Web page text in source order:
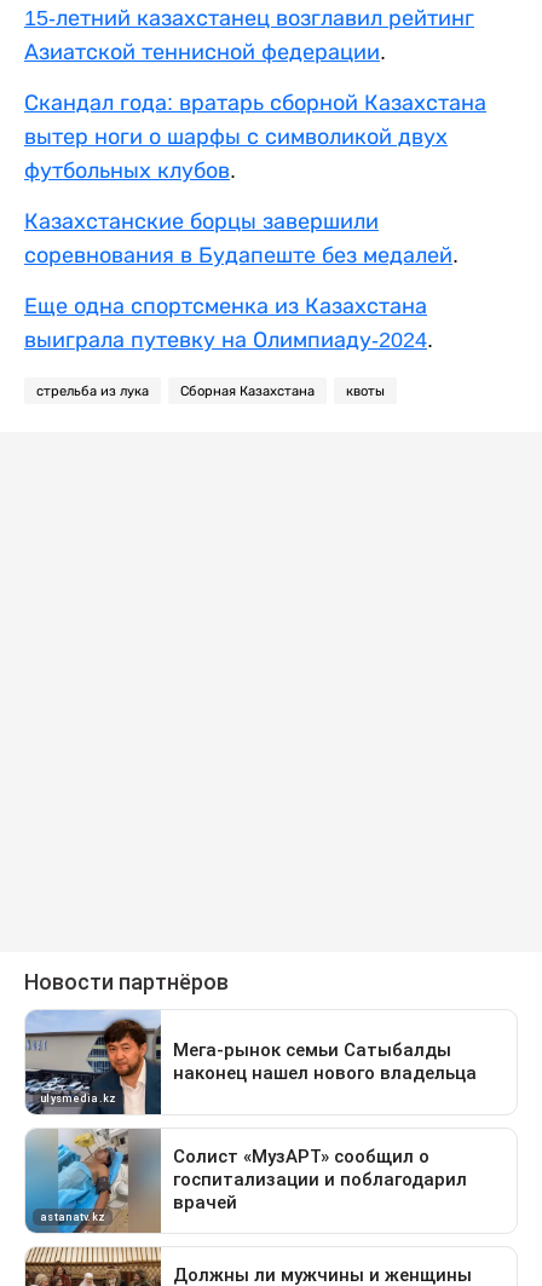
15-летний казахстанец возглавил рейтинг
Азиатской теннисной федерации.
Скандал года: вратарь сборной Казахстана
вытер ноги о шарфы с символикой двух
футбольных клубов.
Казахстанские борцы завершили
соревнования в Будапеште без медалей.
Еще одна спортсменка из Казахстана
выиграла путевку на Олимпиаду-2024.
стрельба из лука Сборная Казахстана квоты